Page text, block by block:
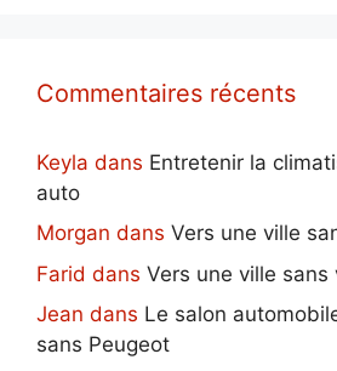
Commentaires récents
Keyla dans Entretenir la
auto
Morgan dans Vers une ville
Farid dans Vers une ville sans
Jean dans Le salon
sans Peugeot